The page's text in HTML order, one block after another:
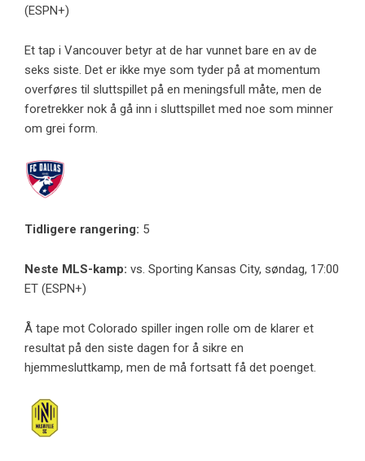
(ESPN+)
Et tap i Vancouver betyr at de har vunnet bare en av de
seks siste. Det er ikke mye som tyder på at momentum
overføres til sluttspillet på en meningsfull måte, men de
foretrekker nok å gå inn i sluttspillet med noe som minner
om grei form.
Tidligere rangering: 5
Neste MLS-kamp: vs. Sporting Kansas City, søndag, 17:00
ET (ESPN+)
Å tape mot Colorado spiller ingen rolle om de klarer et
resultat på den siste dagen for å sikre en
hjemmesluttkamp, ​​men de må fortsatt få det poenget.